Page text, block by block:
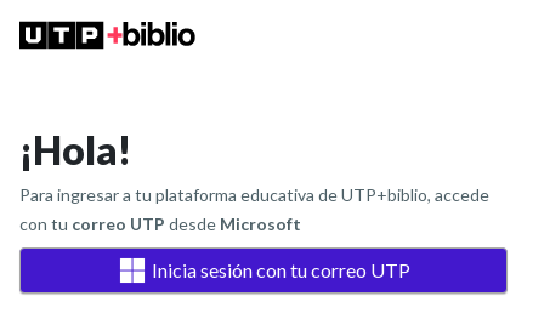
¡Hola!
Para ingresar a tu plataforma educativa de UTP+biblio, accede
con tu correo UTP desde Microsoft
Inicia sesión con tu correo UTP